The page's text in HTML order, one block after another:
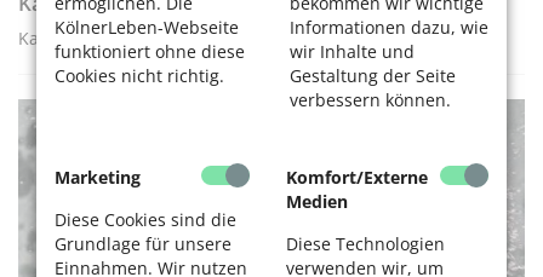
KölnerLeben-Webseite
funktioniert ohne diese
Cookies nicht richtig.
Informationen dazu, wie
wir Inhalte und
Gestaltung der Seite
verbessern können.
Marketing
Diese Cookies sind die
Grundlage für unsere
Einnahmen. Wir nutzen
Komfort/Externe
Medien
Diese Technologien
verwenden wir, um
Kabelfernsehen ist ab 1. Juli 2024 Mietersache!